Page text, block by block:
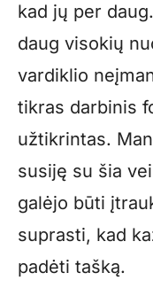
kad jų per
daug visokių
vardiklio
tikras darbinis
užtikrintas.
susiję su šia
galėjo būti
suprasti, kad
padėti tašką.